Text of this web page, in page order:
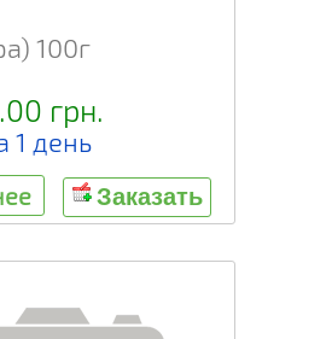
100г
грн.
1 день
Заказать